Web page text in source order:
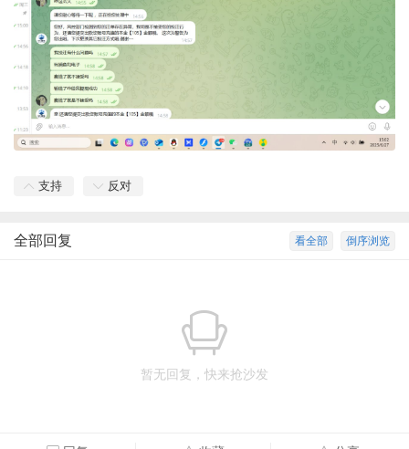
支持 反对
倒序浏览
看全部
全部回复
暂无回复，快来抢沙发